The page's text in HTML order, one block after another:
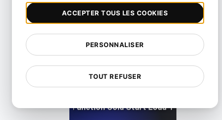
Test de charge de scalabilité automatisé avec
View details
Cloud Function Cold Start Load Testing
TOUT REFUSER
PERSONNALISER
ACCEPTER TOUS LES COOKIES